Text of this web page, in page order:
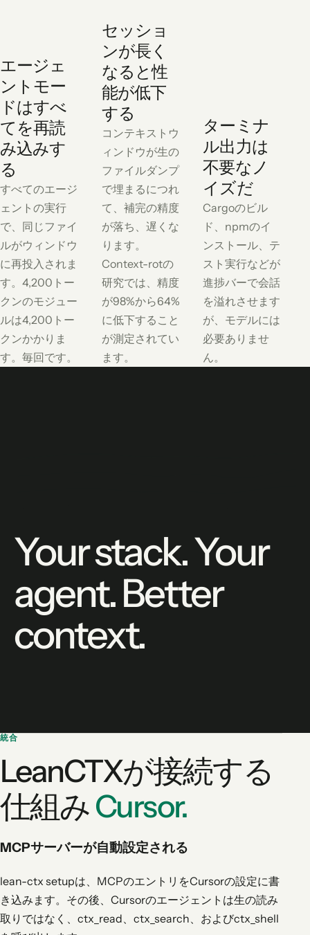
エージェ
ントモー
ドはすべ
てを再読
み込みす
る
すべてのエージ
ェントの実行
で、同じファイ
ルがウィンドウ
に再投入されま
す。4,200トー
クンのモジュー
ルは4,200トー
クンかかりま
す。毎回です。
セッショ
ンが長く
なると性
能が低下
する
コンテキストウ
ィンドウが生の
ファイルダンプ
で埋まるにつれ
て、補完の精度
が落ち、遅くな
ります。
Context-rotの
研究では、精度
が98%から64%
に低下すること
が測定されてい
ます。
ターミナ
ル出力は
不要なノ
イズだ
Cargoのビル
ド、npmのイ
ンストール、テ
スト実行などが
進捗バーで会話
を溢れさせます
が、モデルには
必要ありませ
ん。
Your stack. Your
agent. Better
context.
統合
LeanCTXが接続する
仕組みCursor.
MCPサーバーが自動設定される
lean-ctx setupは、MCPのエントリをCursorの設定に書
き込みます。その後、Cursorのエージェントは生の読み
取りではなく、ctx_read、ctx_search、およびctx_shell